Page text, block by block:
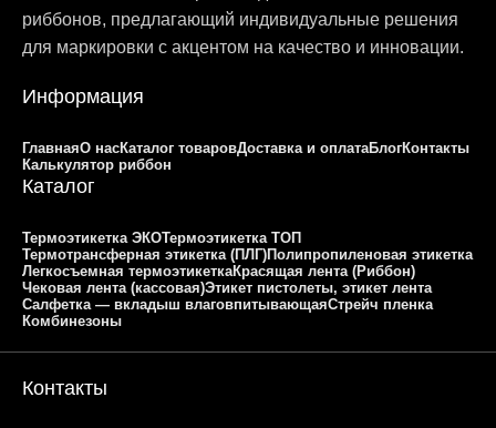
риббонов, предлагающий индивидуальные решения
для маркировки с акцентом на качество и инновации.
Информация
ГлавнаяО насКаталог товаровДоставка и оплатаБлогКонтакты
Калькулятор риббон
Каталог
Термоэтикетка ЭКОТермоэтикетка ТОП
Термотрансферная этикетка (ПЛГ)Полипропиленовая этикетка
Легкосъемная термоэтикеткаКрасящая лента (Риббон)
Чековая лента (кассовая)Этикет пистолеты, этикет лента
Салфетка — вкладыш влаговпитывающаяСтрейч пленка
Комбинезоны
Контакты